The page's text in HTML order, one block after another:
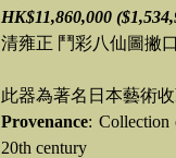
HK$11,860,000
清雍正 鬥彩八仙圖撇
此器為著名日本藝術
Provenance: Collection
20th century